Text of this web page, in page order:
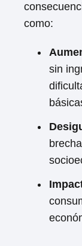
como:
sin